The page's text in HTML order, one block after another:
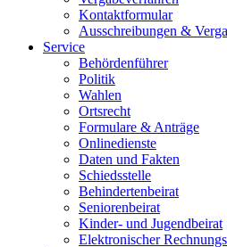
Kontaktformular
Ausschreibungen &
Service
Behördenführer
Politik
Wahlen
Ortsrecht
Formulare & Anträge
Onlinedienste
Daten und Fakten
Schiedsstelle
Behindertenbeirat
Seniorenbeirat
Kinder- und Jugendbeirat
Elektronischer